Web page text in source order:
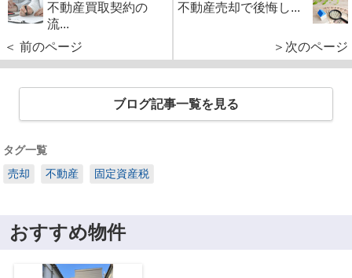
不動産買取契約の
流...
＜ 前のページ
不動産売却で後悔し...
＞次のページ
ブログ記事一覧を見る
タグ一覧
売却
不動産 固定資産税
おすすめ物件